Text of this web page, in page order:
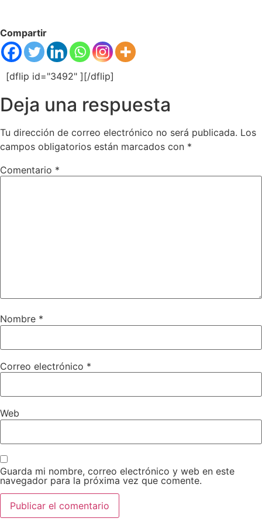
Compartir
[dflip id="3492" ][/dflip]
Deja una respuesta
Tu dirección de correo electrónico no será publicada. Los
campos obligatorios están marcados con *
Comentario *
Nombre *
Correo electrónico *
Web
Guarda mi nombre, correo electrónico y web en este
navegador para la próxima vez que comente.